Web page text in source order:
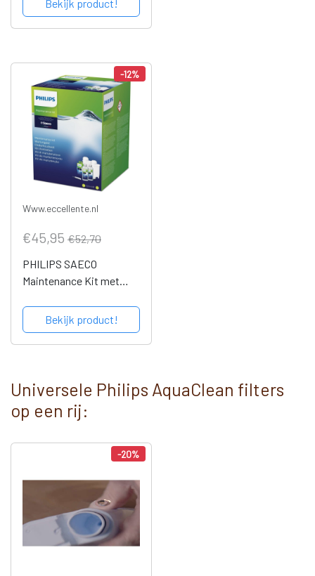
Bekijk product!
-12%
Www.eccellente.nl
€45,95 €52,70
PHILIPS SAECO
Maintenance Kit met
Bekijk product!
Universele Philips AquaClean filters
op een rij:
-20%